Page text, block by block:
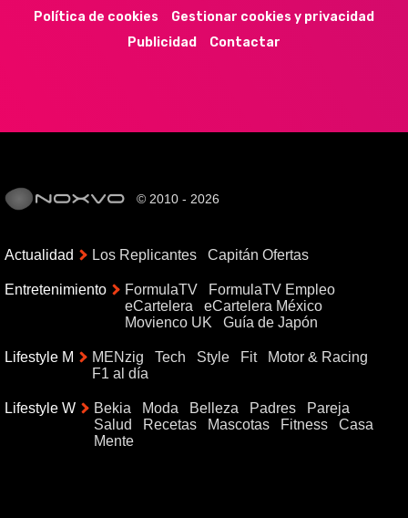
Política de cookies
Gestionar cookies y privacidad
Publicidad
Contactar
© 2010 - 2026
Actualidad Los Replicantes Capitán Ofertas
Entretenimiento FormulaTV
FormulaTV Empleo
eCartelera
eCartelera México
Movienco UK
Guía de Japón
Lifestyle M MENzig Tech Style Fit
Motor & Racing
F1 al día
Lifestyle W Bekia Moda Belleza Padres
Pareja
Salud
Recetas Mascotas Fitness
Casa
Mente